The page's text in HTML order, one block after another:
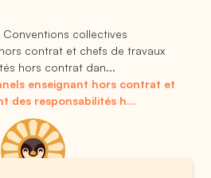
Conventions collectives
contrat et chefs de travaux
hors contrat dan...
enseignant hors contrat et
des responsabilités h...